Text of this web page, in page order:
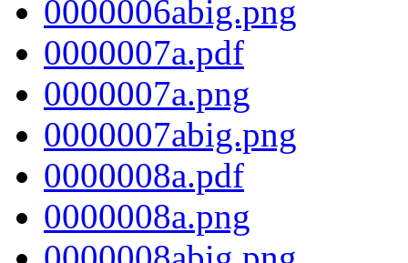
0000006abig.png
0000007a.pdf
0000007a.png
0000007abig.png
0000008a.pdf
0000008a.png